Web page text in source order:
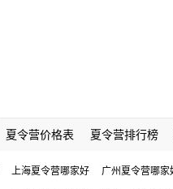
夏令营价格表 夏令营排行榜
上海夏令营哪家好 广州夏令营哪家